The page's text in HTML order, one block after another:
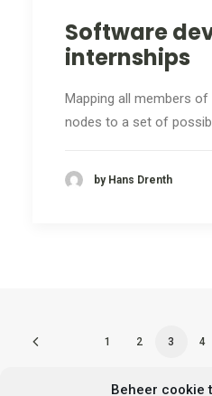
Beheer cookie
Software
internships
Mapping all members
nodes to a set of
by Hans Drenth
1 2 3 4